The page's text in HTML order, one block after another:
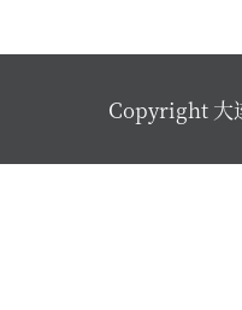
Copyright 大